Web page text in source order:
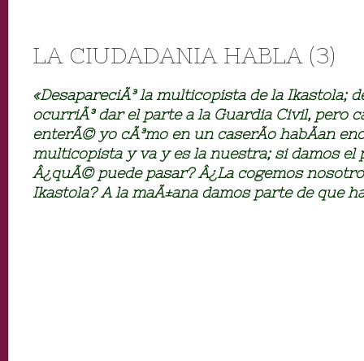
LA CIUDADANIA HABLA (3)
«DesapareciÃ³ la multicopista de la Ikastola;
ocurriÃ³ dar el parte a la Guardia Civil, pero
enterÃ© yo cÃ³mo en un caserÃ­o habÃ­an
multicopista y va y es la nuestra; si damos el
Â¿quÃ© puede pasar? Â¿La cogemos
Ikastola? A la maÃ±ana damos parte de que